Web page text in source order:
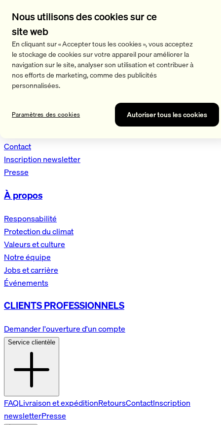
Recovery made simple.
Service clientèle
Livraison et expédition
Contact
Inscription newsletter
Presse
À propos
Responsabilité
Protection du climat
Valeurs et culture
Notre équipe
Jobs et carrière
Événements
CLIENTS PROFESSIONNELS
Demander l'ouverture d'un compte
Service clientèle
FAQLivraison et expéditionRetoursContactInscription
newsletterPresse
Nous utilisons des cookies sur ce
site web
En cliquant sur « Accepter tous les cookies », vous acceptez
le stockage de cookies sur votre appareil pour améliorer la
navigation sur le site, analyser son utilisation et contribuer à
nos efforts de marketing, comme des publicités
personnalisées.
Autoriser tous les cookies
Paramètres des cookies